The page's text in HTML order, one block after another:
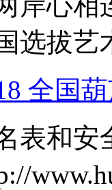
选拔艺
全国
表和安